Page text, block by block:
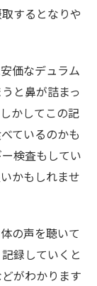
するとなりや
価なデュラム
と鼻が詰まっ
かしてこの記
ているのかも
検査もしてい
かもしれませ
の声を聴いて
録していくと
がわかります